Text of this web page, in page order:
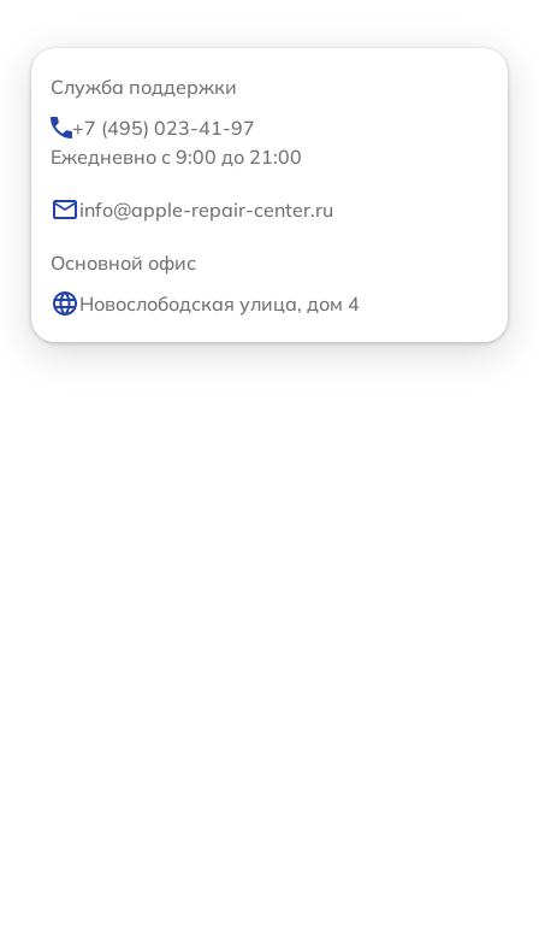
Служба поддержки
+7 (495) 023-41-97
Ежедневно с 9:00 до 21:00
info@apple-repair-center.ru
Основной офис
Новослободская улица, дом 4